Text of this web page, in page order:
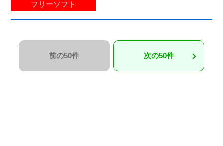
フリーソフト
前の50件 次の50件